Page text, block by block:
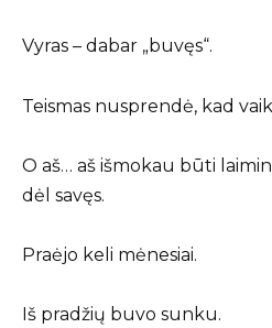
Vyras – dabar „buvęs“.
Teismas nusprendė, kad
O aš… aš išmokau būti
dėl savęs.
Praėjo keli mėnesiai.
Iš pradžių buvo sunku.